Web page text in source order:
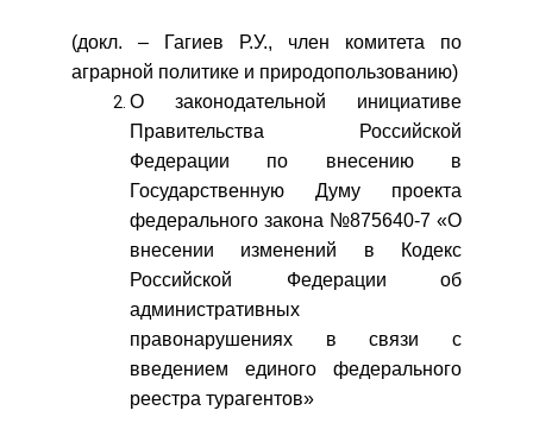
(докл. – Гагиев Р.У., член комитета по
аграрной политике и природопользованию)
О законодательной инициативе
Правительства Российской
Федерации по внесению в
Государственную Думу проекта
федерального закона №875640-7 «О
внесении изменений в Кодекс
Российской Федерации об
административных
правонарушениях в связи с
введением единого федерального
реестра турагентов»